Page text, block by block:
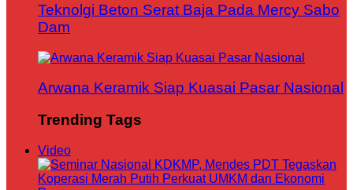
Teknolgi Beton Serat Baja Pada Mercy Sabo
Dam
Arwana Keramik Siap Kuasai Pasar Nasional
Trending Tags
Video